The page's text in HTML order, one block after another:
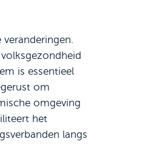
is essentieel
om
omgeving
het
langs